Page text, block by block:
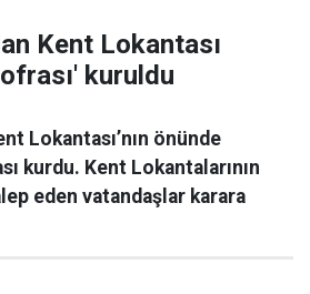
Kent Lokantası
kuruldu
Lokantası’nın önünde
kurdu. Kent Lokantalarının
eden vatandaşlar karara